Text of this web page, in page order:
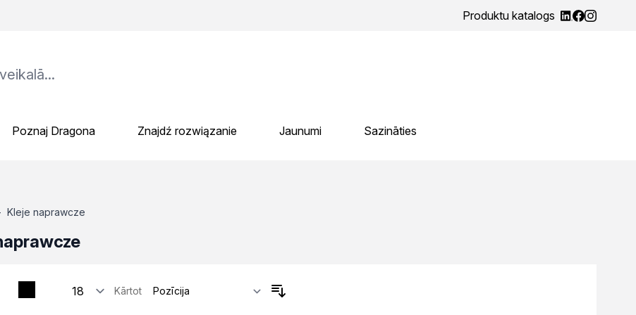
Produktu katalogs
Poznaj Dragona Znajdź rozwiązanie Jaunumi Sazināties
Kleje naprawcze
Kārtot